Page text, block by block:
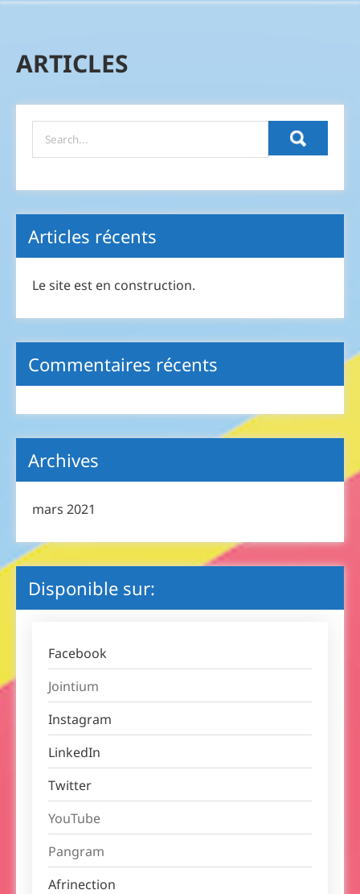
ARTICLES
Articles récents
Le site est en construction.
Commentaires récents
Archives
mars 2021
Disponible sur:
Facebook
Jointium
Instagram
LinkedIn
Twitter
YouTube
Pangram
Afrinection